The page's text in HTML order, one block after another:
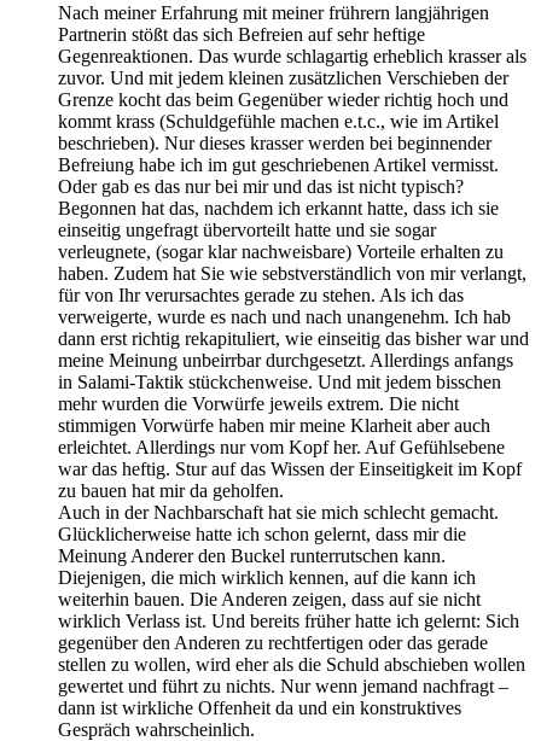
Nach meiner Erfahrung mit meiner frührern langjährigen
Partnerin stößt das sich Befreien auf sehr heftige
Gegenreaktionen. Das wurde schlagartig erheblich krasser als
zuvor. Und mit jedem kleinen zusätzlichen Verschieben der
Grenze kocht das beim Gegenüber wieder richtig hoch und
kommt krass (Schuldgefühle machen e.t.c., wie im Artikel
beschrieben). Nur dieses krasser werden bei beginnender
Befreiung habe ich im gut geschriebenen Artikel vermisst.
Oder gab es das nur bei mir und das ist nicht typisch?
Begonnen hat das, nachdem ich erkannt hatte, dass ich sie
einseitig ungefragt übervorteilt hatte und sie sogar
verleugnete, (sogar klar nachweisbare) Vorteile erhalten zu
haben. Zudem hat Sie wie sebstverständlich von mir verlangt,
für von Ihr verursachtes gerade zu stehen. Als ich das
verweigerte, wurde es nach und nach unangenehm. Ich hab
dann erst richtig rekapituliert, wie einseitig das bisher war und
meine Meinung unbeirrbar durchgesetzt. Allerdings anfangs
in Salami-Taktik stückchenweise. Und mit jedem bisschen
mehr wurden die Vorwürfe jeweils extrem. Die nicht
stimmigen Vorwürfe haben mir meine Klarheit aber auch
erleichtet. Allerdings nur vom Kopf her. Auf Gefühlsebene
war das heftig. Stur auf das Wissen der Einseitigkeit im Kopf
zu bauen hat mir da geholfen.
Auch in der Nachbarschaft hat sie mich schlecht gemacht.
Glücklicherweise hatte ich schon gelernt, dass mir die
Meinung Anderer den Buckel runterrutschen kann.
Diejenigen, die mich wirklich kennen, auf die kann ich
weiterhin bauen. Die Anderen zeigen, dass auf sie nicht
wirklich Verlass ist. Und bereits früher hatte ich gelernt: Sich
gegenüber den Anderen zu rechtfertigen oder das gerade
stellen zu wollen, wird eher als die Schuld abschieben wollen
gewertet und führt zu nichts. Nur wenn jemand nachfragt –
dann ist wirkliche Offenheit da und ein konstruktives
Gespräch wahrscheinlich.